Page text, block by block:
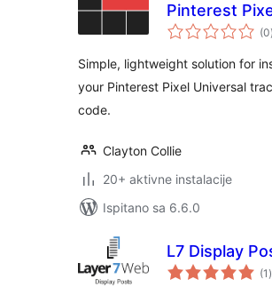
Pinterest
(0)
Simple, lightweight solution for
your Pinterest Pixel Universal
code.
Clayton Collie
20+ aktivne instalacije
Ispitano sa 6.6.0
L7 Display
(1 )